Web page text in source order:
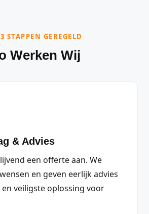
STAPPEN GEREGELD
Werken Wij
& Advies
een offerte aan. We
en geven eerlijk advies
veiligste oplossing voor